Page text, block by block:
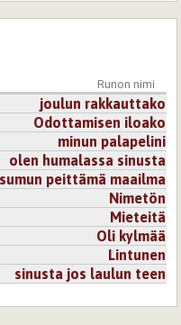
Runon nimi
joulun rakkauttako
Odottamisen iloako
minun palapelini
olen humalassa sinusta
sumun peittämä maailma
Nimetön
Mieteitä
Oli kylmää
Lintunen
sinusta jos laulun teen